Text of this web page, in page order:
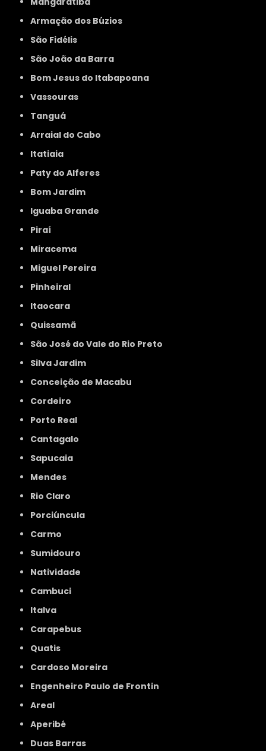
Armação dos Búzios
São Fidélis
São João da Barra
Bom Jesus do Itabapoana
Vassouras
Tanguá
Arraial do Cabo
Itatiaia
Paty do Alferes
Bom Jardim
Iguaba Grande
Piraí
Miracema
Miguel Pereira
Pinheiral
Itaocara
Quissamã
São José do Vale do Rio Preto
Silva Jardim
Conceição de Macabu
Cordeiro
Porto Real
Cantagalo
Sapucaia
Mendes
Rio Claro
Porciúncula
Carmo
Sumidouro
Natividade
Cambuci
Italva
Carapebus
Quatis
Cardoso Moreira
Engenheiro Paulo de Frontin
Areal
Aperibé
Duas Barras